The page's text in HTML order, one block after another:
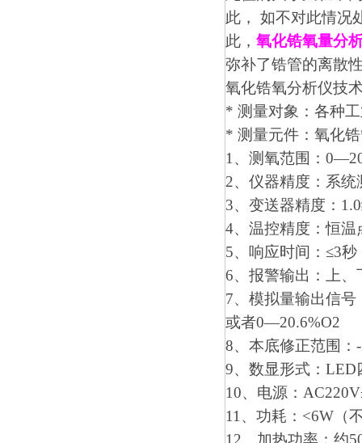
此， 如不对此情况
此， 氧化锆氧量分
弥补了锆管的离散
氧化锆氧分析仪技
* 测量对象：各种
* 测量元件：氧化
1、测氧范围：
2、仪器精度：系
3、变送器精度：
4、温控精度：恒
5、响应时间：≤3
6、报警输出：上、
7、模拟量输出信
或者0—20.6%O2
8、本底修正范围
9、数显形式：LED
10、电源：
11、功耗：<6W（
12、加热功率：约